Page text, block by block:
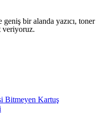
bir alanda yazıcı, toner
veriyoruz.
Bitmeyen Kartuş